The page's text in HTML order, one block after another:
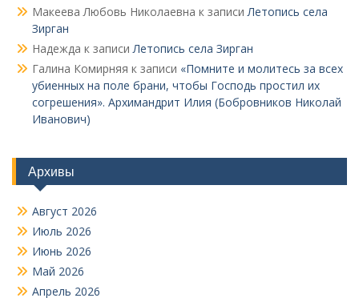
Макеева Любовь Николаевна к записиЛетопись села
Зирган
Надежда к записиЛетопись села Зирган
Галина Комирняя к записи «Помните и молитесь за всех
убиенных на поле брани, чтобы Господь простил их
согрешения». Архимандрит Илия (Бобровников Николай
Иванович)
Архивы
Август 2026
Июль 2026
Июнь 2026
Май 2026
Апрель 2026